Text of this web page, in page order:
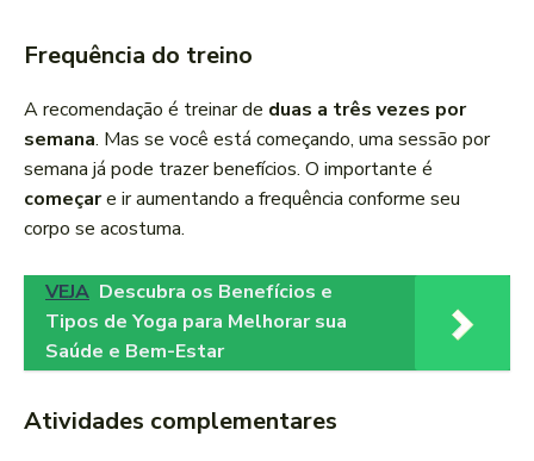
Frequência do treino
A recomendação é treinar de duas a três vezes por
semana. Mas se você está começando, uma sessão por
semana já pode trazer benefícios. O importante é
começare ir aumentando a frequência conforme seu
corpo se acostuma.
VEJA Descubra os Benefícios e
Tipos de Yoga para Melhorar sua
Saúde e Bem-Estar
Atividades complementares